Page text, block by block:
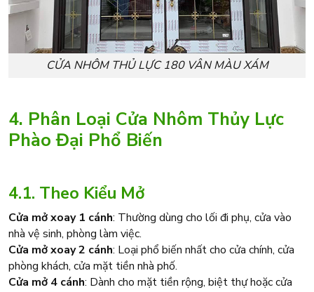
CỬA NHÔM THỦ LỰC 180 VÂN MÀU XÁM
4. Phân Loại Cửa Nhôm Thủy Lực
Phào Đại Phổ Biến
4.1. Theo Kiểu Mở
Cửa mở xoay 1 cánh: Thường dùng cho lối đi phụ, cửa vào
nhà vệ sinh, phòng làm việc.
Cửa mở xoay 2 cánh: Loại phổ biến nhất cho cửa chính, cửa
phòng khách, cửa mặt tiền nhà phố.
Cửa mở 4 cánh: Dành cho mặt tiền rộng, biệt thự hoặc cửa